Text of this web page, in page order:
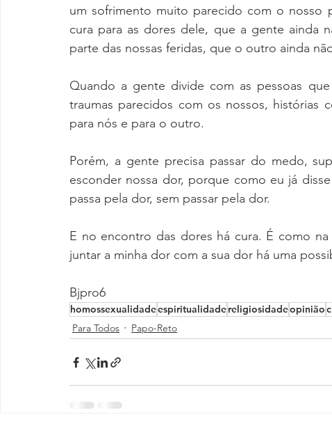
um sofrimento muito parecido com o nosso
cura para as dores dele, que a gente ainda
parte das nossas feridas, que o outro ainda
Quando a gente divide com as pessoas
traumas parecidos com os nossos, histórias
para nós e para o outro.
Porém, a gente precisa passar do medo,
esconder nossa dor, porque como eu já
passa pela dor, sem passar pela dor.
E no encontro das dores há cura. É como
juntar a minha dor com a sua dor há uma
Bjpro6
homossexualidadeespiritualidadereligiosidadeopinião
Para Todos
Papo-Reto